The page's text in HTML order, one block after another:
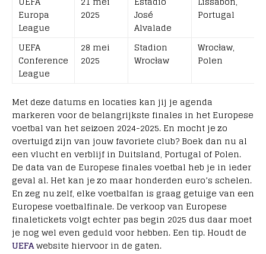
Europa
League
2025
José
Alvalade
Portugal
UEFA
Conference
League
28 mei
2025
Stadion
Wrocław
Wrocław,
Polen
Met deze datums en locaties kan jij je agenda
markeren voor de belangrijkste finales in het Europese
voetbal van het seizoen 2024-2025. En mocht je zo
overtuigd zijn van jouw favoriete club? Boek dan nu al
een vlucht en verblijf in Duitsland, Portugal of Polen.
De data van de Europese finales voetbal heb je in ieder
geval al. Het kan je zo maar honderden euro’s schelen.
En zeg nu zelf, elke voetbalfan is graag getuige van een
Europese voetbalfinale. De verkoop van Europese
finaletickets volgt echter pas begin 2025 dus daar moet
je nog wel even geduld voor hebben. Een tip. Houdt de
UEFAwebsite hiervoor in de gaten.